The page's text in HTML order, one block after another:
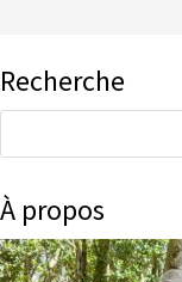
Recherche
À propos